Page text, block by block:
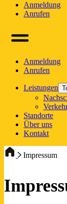
Anmeldung
Anrufen
Anmeldung
Anrufen
Leistungen
Standorte
Über uns
Kontakt
Impressum